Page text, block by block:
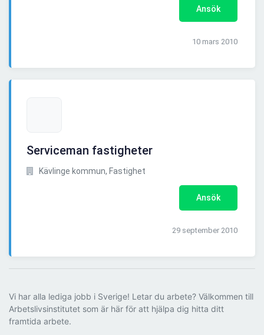
Ansök
10 mars 2010
Serviceman fastigheter
Kävlinge kommun, Fastighet
Ansök
29 september 2010
Vi har alla lediga jobb i Sverige! Letar du arbete? Välkommen till
Arbetslivsinstitutet som är här för att hjälpa dig hitta ditt
framtida arbete.